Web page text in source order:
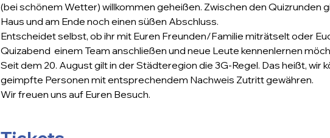
(bei schönem Wetter) willkommen geheißen. Zwischen den Quizrunden
Haus und am Ende noch einen süßen Abschluss.
Entscheidet selbst, ob ihr mit Euren Freunden/Familie miträtselt oder
Quizabend  einem Team anschließen und neue Leute kennenlernen
Seit dem 20. August gilt in der Städteregion die 3G-Regel. Das heißt, wir
geimpfte Personen mit entsprechendem Nachweis Zutritt gewähren.
Wir freuen uns auf Euren Besuch.